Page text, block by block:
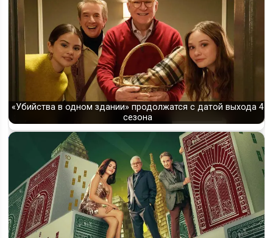
«Убийства в одном здании» продолжатся с датой выхода 4
сезона